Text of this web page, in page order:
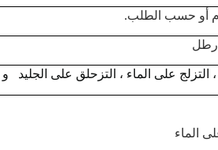
، التزلج على الماء ، التزحلق على الجليد و
الماء